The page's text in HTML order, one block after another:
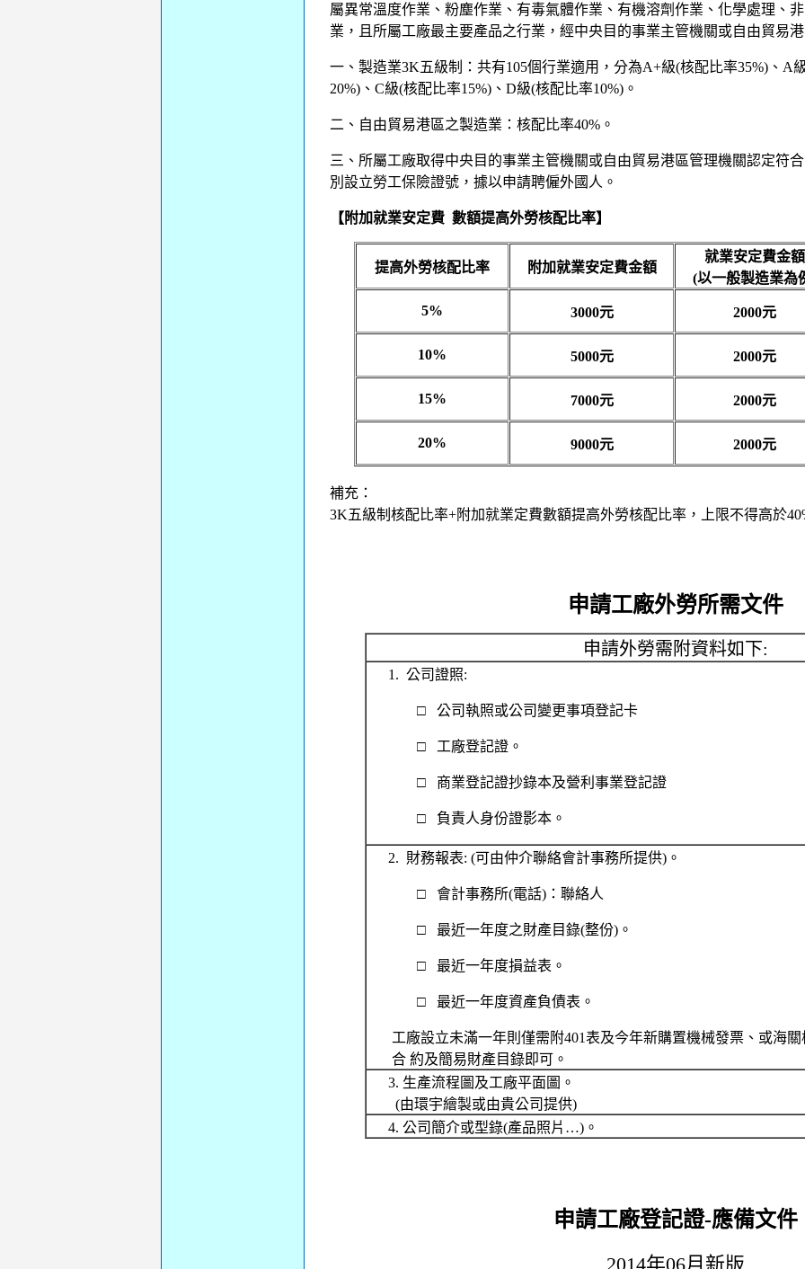
屬異常溫度作業、粉塵作業、有毒氣體作業、有機溶劑作業、化學處理、
業，且所屬工廠最主要產品之行業，經中央目的事業主管機關或自由貿易
一、製造業3K五級制：共有105個行業適用，分為A+級(核配比率35%)、A
20%)、C級(核配比率15%)、D級(核配比率10%)。
二、自由貿易港區之製造業：核配比率40%。
三、所屬工廠取得中央目的事業主管機關或自由貿易港區管理機關認定符
別設立勞工保險證號，據以申請聘僱外國人。
【附加就業安定費 數額提高外勞核配比率】
提高外勞核配比率 附加就業安定費金額
就業安定費金額
(以一般製造業為
5% 3000元 2000元
10% 5000元 2000元
15% 7000元 2000元
20% 9000元 2000元
補充：
3K五級制核配比率+附加就業定費數額提高外勞核配比率，上限不得高於
申請工廠外勞所需文件
申請外勞需附資料如下:
1. 公司證照:
□ 公司執照或公司變更事項登記卡
□ 工廠登記證。
□ 商業登記證抄錄本及營利事業登記證
□ 負責人身份證影本。
2. 財務報表: (可由仲介聯絡會計事務所提供)。
□ 會計事務所(電話)：聯絡人
□ 最近一年度之財產目錄(整份)。
□ 最近一年度損益表。
□ 最近一年度資產負債表。
工廠設立未滿一年則僅需附401表及今年新購置機械發票、或海
合 約及簡易財產目錄即可。
3. 生產流程圖及工廠平面圖。
(由環宇繪製或由貴公司提供)
4. 公司簡介或型錄(產品照片…)。
申請工廠登記證-應備文件
2014年06月新版